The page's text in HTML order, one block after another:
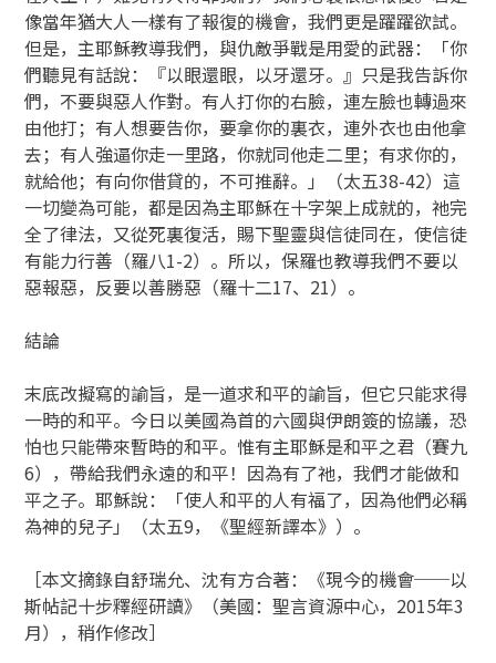
像當年猶大人一樣有了報復的機會，我們更是躍躍欲試。
但是，主耶穌教導我們，與仇敵爭戰是用愛的武器：「你
們聽見有話說：『以眼還眼，以牙還牙。』只是我告訴你
們，不要與惡人作對。有人打你的右臉，連左臉也轉過來
由他打；有人想要告你，要拿你的裏衣，連外衣也由他拿
去；有人強逼你走一里路，你就同他走二里；有求你的，
就給他；有向你借貸的，不可推辭。」（太五38-42）這
一切變為可能，都是因為主耶穌在十字架上成就的，祂完
全了律法，又從死裏復活，賜下聖靈與信徒同在，使信徒
有能力行善（羅八1-2）。所以，保羅也教導我們不要以
惡報惡，反要以善勝惡（羅十二17、21）。
結論
末底改擬寫的諭旨，是一道求和平的諭旨，但它只能求得
一時的和平。今日以美國為首的六國與伊朗簽的協議，恐
怕也只能帶來暫時的和平。惟有主耶穌是和平之君（賽九
6），帶給我們永遠的和平！因為有了祂，我們才能做和
平之子。耶穌說：「使人和平的人有福了，因為他們必稱
為神的兒子」（太五9，《聖經新譯本》）。
［本文摘錄自舒瑞允、沈有方合著：《現今的機會──以
斯帖記十步釋經研讀》（美國：聖言資源中心，2015年3
月），稍作修改］